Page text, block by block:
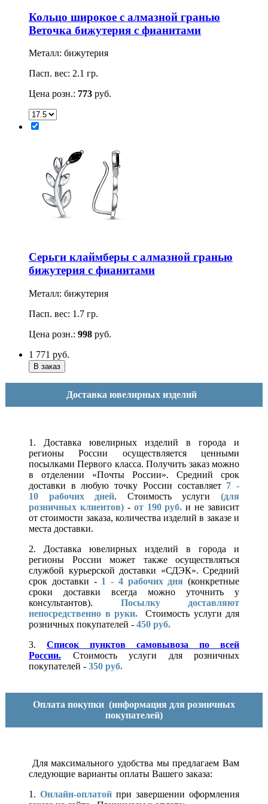
Кольцо широкое с алмазной гранью
Веточка бижутерия с фианитами
Металл: бижутерия
Пасп. вес: 2.1 гр.
Цена розн.: 773 руб.
Серьги клаймберы с алмазной гранью
бижутерия с фианитами
Металл: бижутерия
Пасп. вес: 1.7 гр.
Цена розн.: 998 руб.
1 771 руб.
Доставка ювелирных изделий
1. Доставка ювелирных изделий в города и
регионы России осуществляется ценными
посылками Первого класса. Получить заказ можно
в отделении «Почты России». Средний срок
доставки в любую точку России составляет 7 -
10 рабочих дней. Стоимость услуги(для
розничных клиентов)- от 190 руб. и не зависит
от стоимости заказа, количества изделий в заказе и
места доставки.
2. Доставка ювелирных изделий в города и
регионы России может также осуществляться
службой курьерской доставки «СДЭК». Средний
срок доставки - 1 - 4 рабочих дня (конкретные
сроки доставки всегда можно уточнить у
консультантов). Посылку доставляют
непосредственно в руки.
Стоимость услуги для
розничных покупателей - 450 руб.
3. Список пунктов самовывоза по всей
России.
Стоимость услуги для розничных
покупателей - 350 руб.
Оплата покупки (информация для розничных
покупателей)
Для максимального удобства мы предлагаем Вам
следующие варианты оплаты Вашего заказа:
1. Онлайн-оплатой при завершении оформления